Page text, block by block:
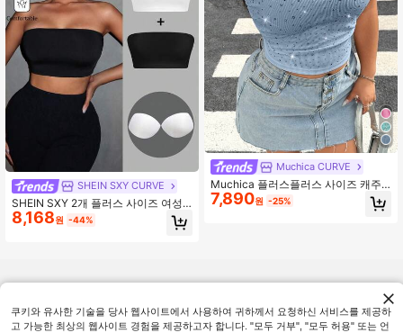
SHEIN SXY CURVE
SHEIN SXY 2개 플러스 사이즈 여성
솔리드 컬러 캐주얼 다용도 튜브 탑
8,168원 -44%
Muchica CURVE
Muchica 플러스플러스 사이즈 캐주
얼 라인스톤 장식 캐주얼 우아한 휴가
업무/사무실 브런치 페어리코어 편안
7,890원 -25%
쿠키와 유사한 기술을 당사 웹사이트에서 사용하여 귀하께서 요청하신 서비스를 제공하
고 가능한 최상의 웹사이트 경험을 제공하고자 합니다. "모두 거부", "모두 허용" 또는 언